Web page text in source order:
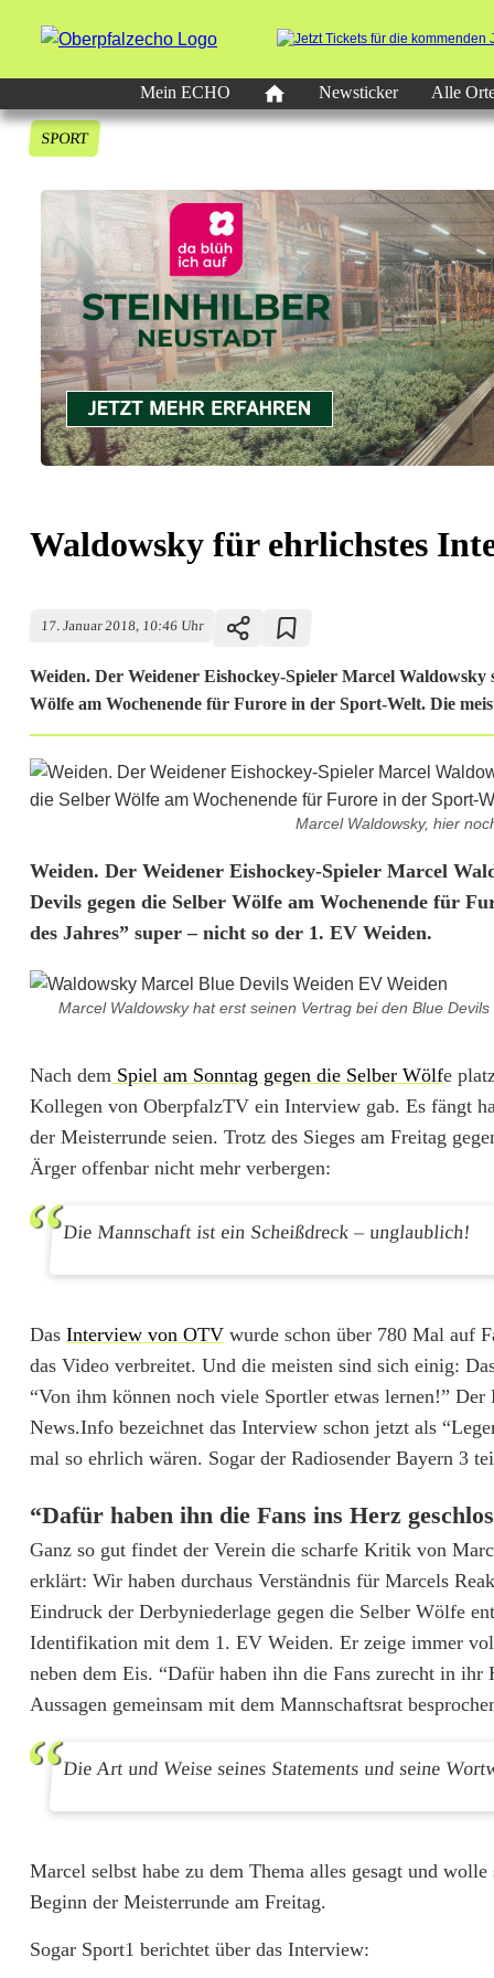
Mein ECHO
Newsticker Alle
SPORT
Waldowsky für ehrlichstes
17. Januar 2018, 10:46 Uhr
Weiden. Der Weidener Eishockey-Spieler Marcel
Wölfe am Wochenende für Furore in der Sport-Welt. Die
Marcel Waldowsky, hier
W
a
w
s
k
y
r
e
h
r
l
i
c
h
s
t
e
n
e
Weiden. Der Weidener Eishockey-Spieler Marcel
Devils gegen die Selber Wölfe am Wochenende für
des Jahres” super – nicht so der 1. EV Weiden.
Marcel Waldowsky hat erst seinen Vertrag bei den Blue
Nach dem Spiel am Sonntag gegen die Selber Wölfe
Kollegen von OberpfalzTV ein Interview gab. Es fängt
der Meisterrunde seien. Trotz des Sieges am Freitag
Ärger offenbar nicht mehr verbergen:
Die Mannschaft ist ein Scheißdreck – unglaublich!
Das Interview von OTV wurde schon über 780 Mal auf
das Video verbreitet. Und die meisten sind sich einig:
“Von ihm können noch viele Sportler etwas lernen!”
News.Info bezeichnet das Interview schon jetzt als
mal so ehrlich wären. Sogar der Radiosender Bayern 3
“Dafür haben ihn die Fans ins Herz
Ganz so gut findet der Verein die scharfe Kritik von
erklärt: Wir haben durchaus Verständnis für Marcels
Eindruck der Derbyniederlage gegen die Selber Wölfe
Identifikation mit dem 1. EV Weiden. Er zeige immer
neben dem Eis. “Dafür haben ihn die Fans zurecht in
Aussagen gemeinsam mit dem Mannschaftsrat
Die Art und Weise seines Statements und seine
Marcel selbst habe zu dem Thema alles gesagt und
Beginn der Meisterrunde am Freitag.
Sogar Sport1 berichtet über das Interview: